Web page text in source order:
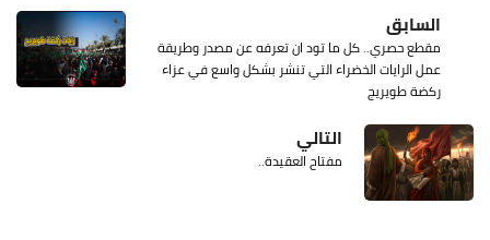
السابق
مقطع حصري.. كل ما تود ان تعرفه عن مصدر وطريقة
عمل الرايات الخضراء التي تنشر بشكل واسع في عزاء
ركضة طويريج
التالي
مفتاح العقيدة..